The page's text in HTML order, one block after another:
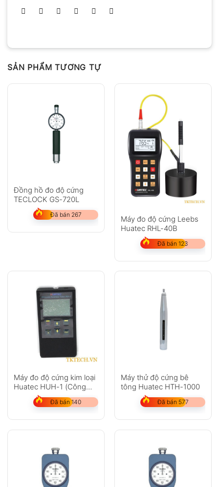
SẢN PHẨM TƯƠNG TỰ
Đồng hồ đo độ cứng
TECLOCK GS-720L
Đã bán 267
Máy đo độ cứng Leebs
Huatec RHL-40B
Đã bán 123
Máy đo độ cứng kim loại
Huatec HUH-1 (Công
nghệ siêu âm Đức)
Đã bán 140
Máy thử độ cứng bê
tông Huatec HTH-1000
Đã bán 577